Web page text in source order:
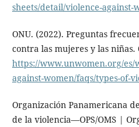
sheets/detail/violence-against-
ONU. (2022). Preguntas
contra las mujeres y las niñas.
https://www.unwomen.org/es/
against-women/faqs/types-of-
Organización Panamericana
de la violencia—OPS/OMS |